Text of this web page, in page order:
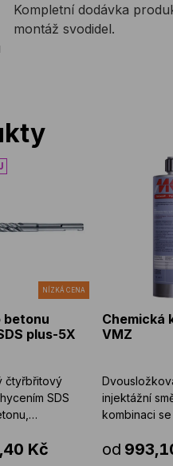
Kompletní dodávka
montáž svodidel.
BOSCH SDS plus-
NÍZKÁ CENA
betonu
plus-5X
čtyřbřitový
SDS
...
Kč
Chemická
Chemická
VMZ
injektážní
kombinaci
nejvyšší ...
od